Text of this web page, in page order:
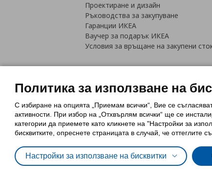
Проектиране и дизайн
Ръководства за закупуване
Гаранции ИКЕА
Ваучер за подарък ИКЕА
Условия за връщане на закупени
Политика за използване на
Обща политика за личните
Политика за защита на лични
Политика за използване на
С избиране на опцията „Приемам всички“, Вие се
активности. При избор на „Отхвърлям всички“ ще се
категории да приемете като кликнете на "Настройки за
бисквитките, опреснете страницата в случай, че оттеглите
Настройки за използване на бисквитки